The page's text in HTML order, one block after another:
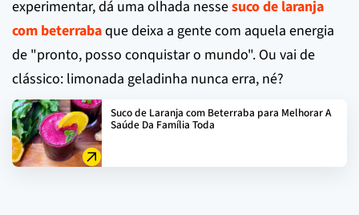
experimentar, dá uma olhada nessesuco de laranja
com beterrabaque deixa a gente com aquela energia
de "pronto, posso conquistar o mundo". Ou vai de
clássico: limonada geladinha nunca erra, né?
Suco de Laranja com Beterraba para Melhorar A
Saúde Da Família Toda